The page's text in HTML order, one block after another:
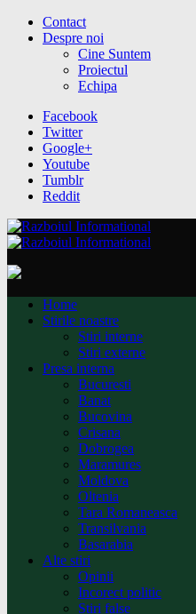
Contact
Despre noi
Cine Suntem
Proiectul
Echipa
Facebook
Twitter
Google+
Youtube
Tumblr
Reddit
Home
Stirile noastre
Stiri interne
Stiri externe
Presa interna
Bucuresti
Banat
Bucovina
Crisana
Dobrogea
Maramures
Moldova
Oltenia
Tara Romaneasca
Transilvania
Basarabia
Alte stiri
Opinii
Incorect politic
Stiri false